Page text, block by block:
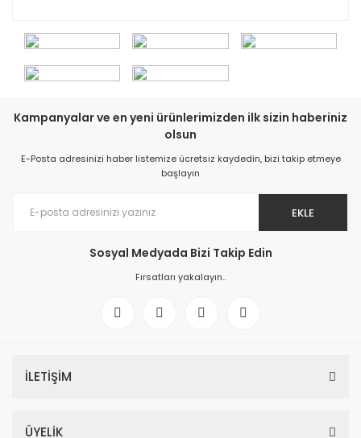
Kampanyalar ve en yeni ürünlerimizden ilk sizin haberiniz
olsun
E-Posta adresinizi haber listemize ücretsiz kaydedin, bizi takip etmeye
başlayın
EKLE
Sosyal Medyada Bizi Takip Edin
Fırsatları yakalayın..
İLETİŞİM
ÜYELİK